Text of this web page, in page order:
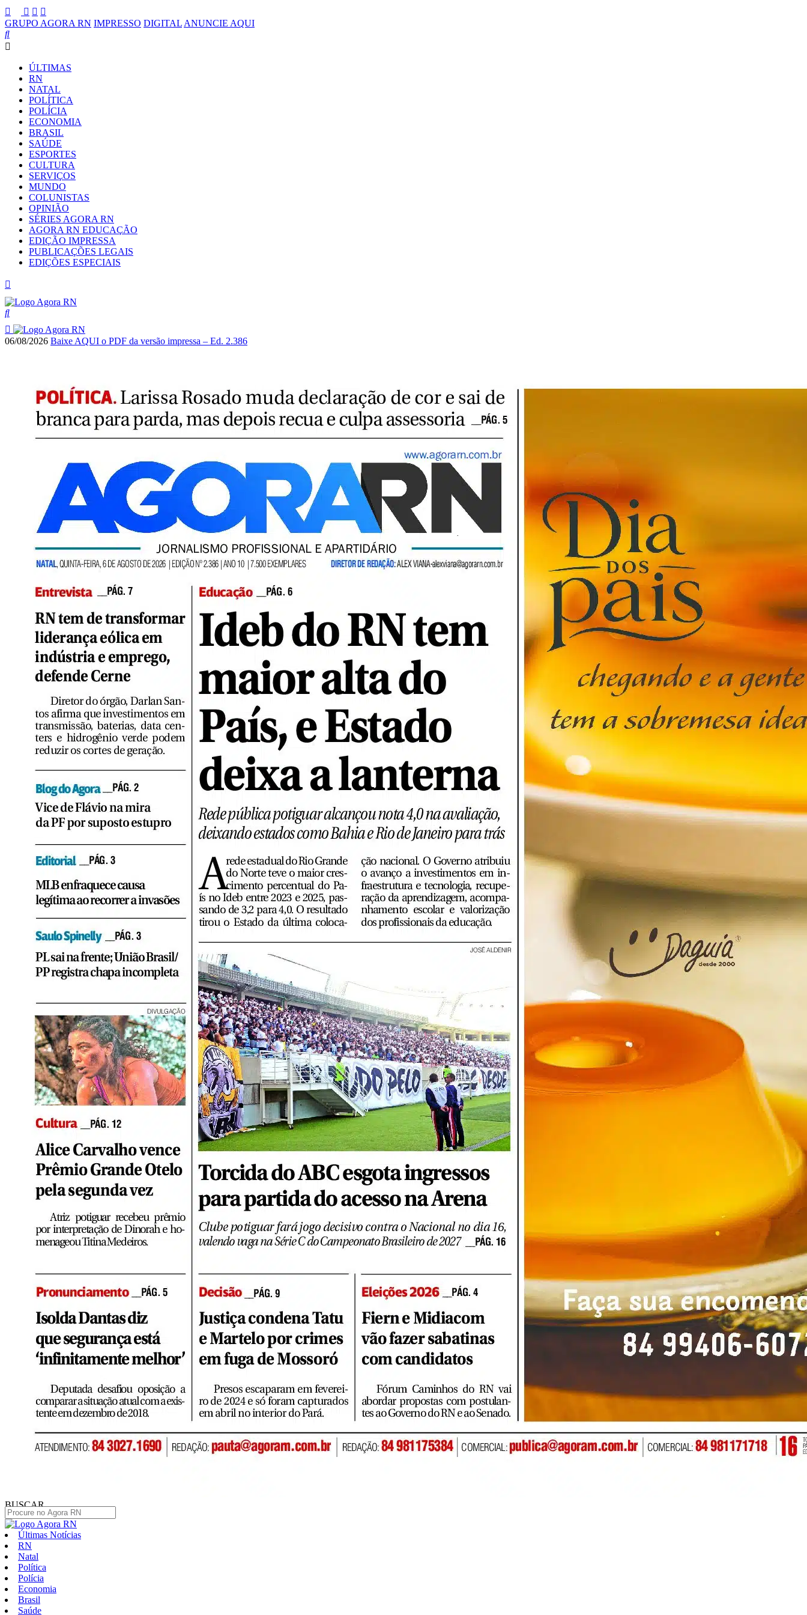
GRUPO AGORA RN IMPRESSO DIGITAL ANUNCIE AQUI
ÚLTIMAS
RN
NATAL
POLÍTICA
POLÍCIA
ECONOMIA
BRASIL
SAÚDE
ESPORTES
CULTURA
SERVIÇOS
MUNDO
COLUNISTAS
OPINIÃO
SÉRIES AGORA RN
AGORA RN EDUCAÇÃO
EDIÇÃO IMPRESSA
PUBLICAÇÕES LEGAIS
EDIÇÕES ESPECIAIS
06/08/2026 Baixe AQUI o PDF da versão impressa – Ed. 2.386
BUSCAR
Últimas Notícias
RN
Natal
Política
Polícia
Economia
Brasil
Saúde